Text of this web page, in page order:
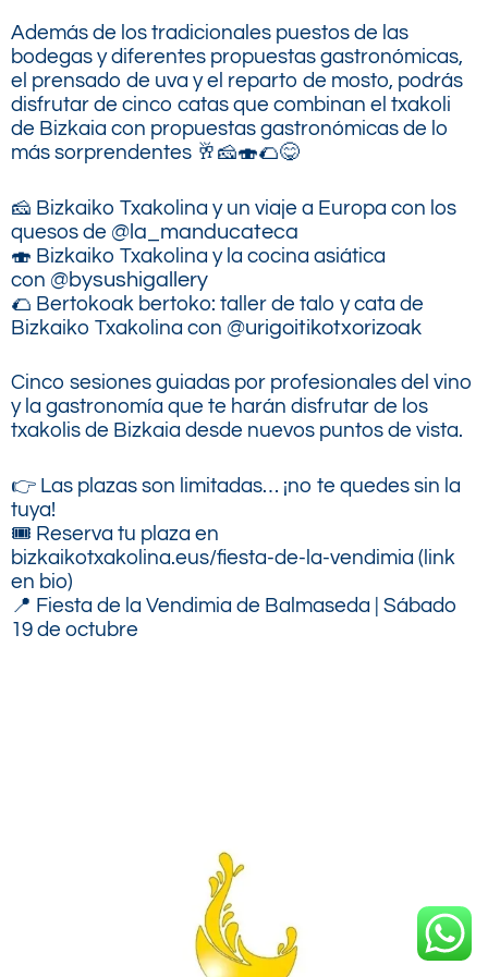
Además de los tradicionales puestos de las
bodegas y diferentes propuestas gastronómicas,
el prensado de uva y el reparto de mosto, podrás
disfrutar de cinco catas que combinan el txakoli
de Bizkaia con propuestas gastronómicas de lo
más sorprendentes 🥂🧀🍣🌮😋
🧀 Bizkaiko Txakolina y un viaje a Europa con los
quesos de @la_manducateca
🍣 Bizkaiko Txakolina y la cocina asiática
con @bysushigallery
🌮 Bertokoak bertoko: taller de talo y cata de
Bizkaiko Txakolina con @urigoitikotxorizoak
Cinco sesiones guiadas por profesionales del vino
y la gastronomía que te harán disfrutar de los
txakolis de Bizkaia desde nuevos puntos de vista.
👉 Las plazas son limitadas… ¡no te quedes sin la
tuya!
🎟️ Reserva tu plaza en
bizkaikotxakolina.eus/fiesta-de-la-vendimia (link
en bio)
📍 Fiesta de la Vendimia de Balmaseda | Sábado
19 de octubre